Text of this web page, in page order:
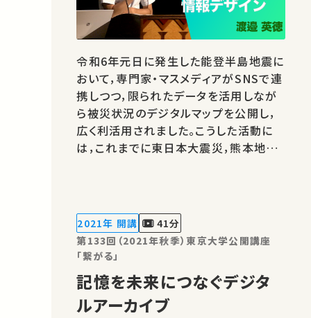
令和6年元日に発生した能登半島地震に
おいて，専門家・マスメディアがSNSで連
携しつつ，限られたデータを活用しなが
ら被災状況のデジタルマップを公開し，
広く利活用されました。こうした活動に
は，これまでに東日本大震災，熊本地震，
応する情報デザイン手法について，実演
を交えて解説します。 ★あなたのシ…
2021年 開講
41分
第133回（2021年秋季）東京大学公開講座
「繋がる」
記憶を未来につなぐデジタ
ルアーカイブ